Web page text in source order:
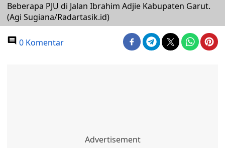
Beberapa PJU di Jalan Ibrahim Adjie Kabupaten Garut.
(Agi Sugiana/Radartasik.id)
0 Komentar